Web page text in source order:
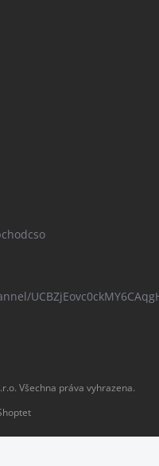
. Všechna práva vyhrazena.